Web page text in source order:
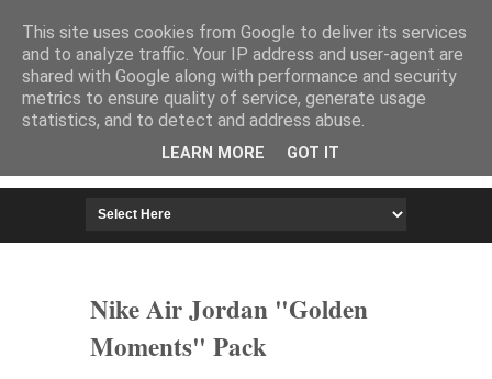
HOME IMPRESSUM
Nike Air Jordan "Golden
Moments" Pack
This site uses cookies from Google to deliver its services
and to analyze traffic. Your IP address and user-agent are
shared with Google along with performance and security
metrics to ensure quality of service, generate usage
statistics, and to detect and address abuse.
LEARN MORE GOT IT